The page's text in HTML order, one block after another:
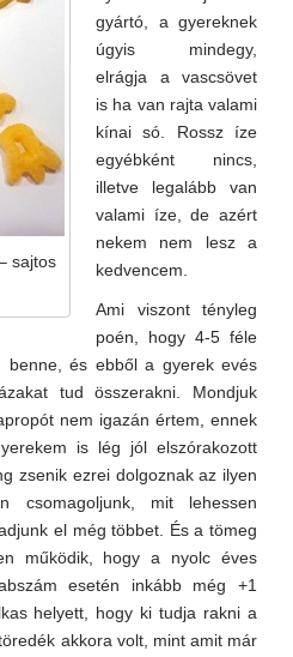
sajtos
gyártó, a gyereknek
úgyis mindegy,
elrágja a vascsövet
is ha van rajta valami
kínai só. Rossz íze
egyébként nincs,
illetve legalább van
valami íze, de azért
nekem nem lesz a
kedvencem.
Ami viszont tényleg
poén, hogy 4-5 féle
benne, és ebből a gyerek evés
tud összerakni. Mondjuk
nem igazán értem, ennek
is lég jól elszórakozott
zsenik ezrei dolgoznak az ilyen
csomagoljunk, mit lehessen
el még többet. És a tömeg
működik, hogy a nyolc éves
esetén inkább még +1
helyett, hogy ki tudja rakni a
akkora volt, mint amit már